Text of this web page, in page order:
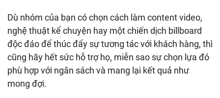
Dù nhóm của bạn có chọn cách làm content video,
nghệ thuật kể chuyện hay một chiến dịch billboard
độc đáo để thúc đẩy sự tương tác với khách hàng, thì
cũng hãy hết sức hỗ trợ họ, miễn sao sự chọn lựa đó
phù hợp với ngân sách và mang lại kết quả như
mong đợi.